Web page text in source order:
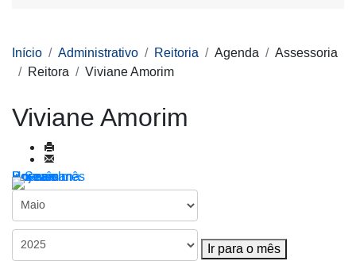
Início Administrativo Reitoria Agenda
Assessoria
Reitora
Viviane Amorim
Viviane Amorim
Por ano
Por mês
Por semana
Hoje
Ir para o mês
Ir para o mês